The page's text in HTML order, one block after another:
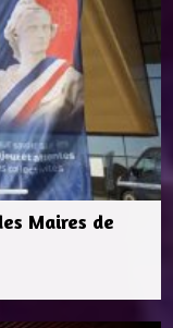
Maires de